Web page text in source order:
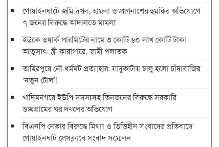
গোয়াইনঘাটে জমি দখল, হামলা ও প্রাণনাশের হুমকির অভিযোগে
৭ জনের বিরুদ্ধে আদালতে মামলা
ইউকে ওয়ার্ক পারমিটের নামে ৩ কোটি ৬০ লাখ কোটি টাকা
আত্মসাৎ: স্ত্রী কারাগারে, স্বামী পলাতক
তাহিরপুরে নৌ-ধর্মঘট প্রত্যাহার: যাদুকাটায় চালু হলো চাঁদাবাজির
‘নতুন টোল’!
খাদিমনগরে ইউপি সদস্যসহ তিনজনের বিরুদ্ধে সরকারি
গুচ্ছগ্রামের ঘর দখলের অভিযোগ
বিএনপি নেতার বিরুদ্ধে মিথ্যা ও ভিত্তিহীন সংবাদের প্রতিবাদে
গোয়াইনঘাট প্রেসক্লাবে সংবাদ সম্মেলন